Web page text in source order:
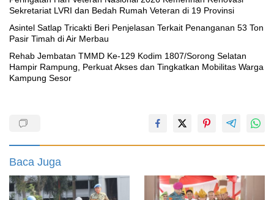
Sekretariat LVRI dan Bedah Rumah Veteran di 19 Provinsi
Asintel Satlap Tricakti Beri Penjelasan Terkait Penanganan 53 Ton
Pasir Timah di Air Merbau
Rehab Jembatan TMMD Ke-129 Kodim 1807/Sorong Selatan
Hampir Rampung, Perkuat Akses dan Tingkatkan Mobilitas Warga
Kampung Sesor
Baca Juga